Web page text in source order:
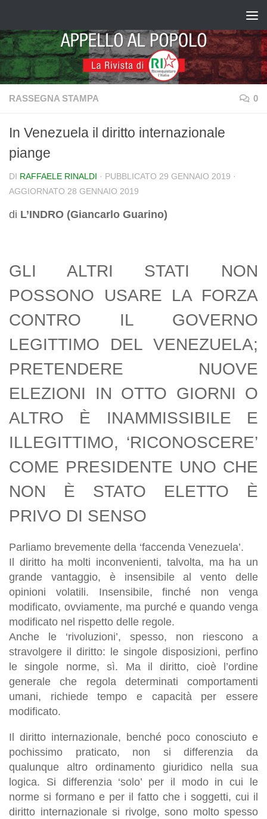
RASSEGNA STAMPA 0
In Venezuela il diritto internazionale
piange
DI RAFFAELE RINALDI · PUBBLICATO 29 GENNAIO 2019 ·
AGGIORNATO 28 GENNAIO 2019
di L’INDRO (Giancarlo Guarino)
GLI ALTRI STATI NON
POSSONO USARE LA FORZA
CONTRO IL GOVERNO
LEGITTIMO DEL VENEZUELA;
PRETENDERE NUOVE
ELEZIONI IN OTTO GIORNI O
ALTRO È INAMMISSIBILE E
ILLEGITTIMO, ‘RICONOSCERE’
COME PRESIDENTE UNO CHE
NON È STATO ELETTO È
PRIVO DI SENSO
Parliamo brevemente della ‘faccenda Venezuela’.
Il dirittoha molti inconvenienti, talvolta, ma ha un
grande vantaggio, è insensibile al vento delle
opinioni volatili. Insensibile, finché non venga
modificato, ovviamente, ma purché e quando venga
modificato nel rispetto delle regole.
Anche le ‘rivoluzioni’, spesso, non riescono a
stravolgere il diritto: le singole disposizioni, perfino
le singole norme, sì. Ma il diritto, cioè
l’ordine
generale che regola determinati comportamenti
umani, richiede tempo e capacità per essere
modificato.
Il diritto internazionale, benché poco conosciuto e
pochissimo praticato, non si differenzia da
qualunque altro ordinamento giuridico nella sua
logica. Si differenzia ‘solo’ per il modo in cui le
norme si formano e per il fatto che i soggetti, cui il
diritto internazionale si rivolge, sono molto spesso